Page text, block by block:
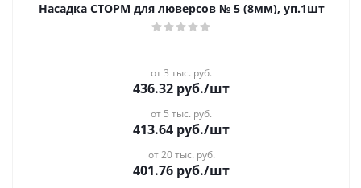
Насадка СТОРМ для люверсов № 5 (8мм), уп.1шт
от 3 тыс. руб.
436.32 руб./шт
от 5 тыс. руб.
413.64 руб./шт
от 20 тыс. руб.
401.76 руб./шт